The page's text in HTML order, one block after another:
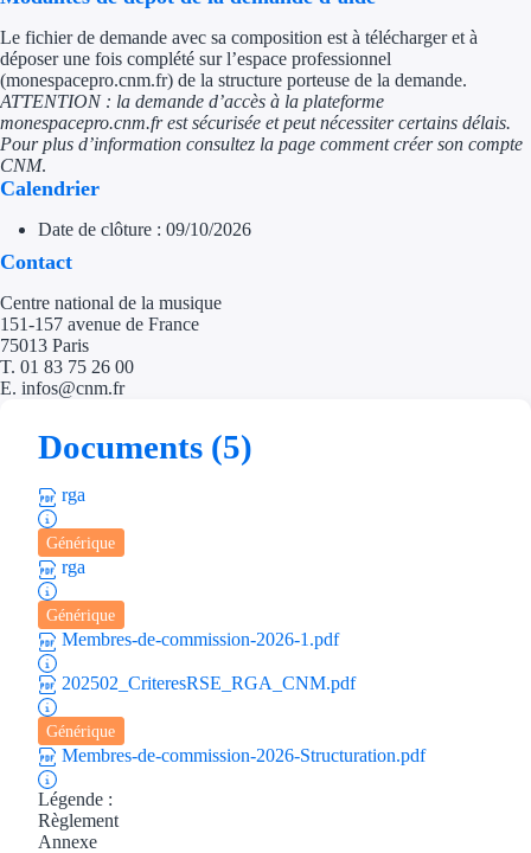
Aides Région
Aides Région
Aides Région
Aides Région
FAQ
Blog
Le fichier de demande avec sa composition est à télécharger et à
déposer une fois complété sur l’espace professionnel
(monespacepro.cnm.fr) de la structure porteuse de la demande.
ATTENTION : la demande d’accès à la plateforme
monespacepro.cnm.fr est sécurisée et peut nécessiter certains délais.
Pour plus d’information consultez la page comment créer son compte
CNM.
Calendrier
Date de clôture : 09/10/2026
Contact
Centre national de la musique
151-157 avenue de France
75013 Paris
T. 01 83 75 26 00
E. infos@cnm.fr
Documents (5)
rga
Générique
rga
Générique
Membres-de-commission-2026-1.pdf
202502_CriteresRSE_RGA_CNM.pdf
Générique
Membres-de-commission-2026-Structuration.pdf
Légende :
Règlement
Annexe